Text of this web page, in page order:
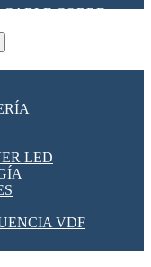
CABLE COBRE
LED
VDF